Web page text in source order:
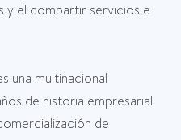
y el compartir servicios e
una multinacional
de historia empresarial
de